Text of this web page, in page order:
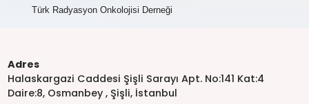
Türk Radyasyon Onkolojisi Derneği
Adres
Halaskargazi Caddesi Şişli Sarayı Apt. No:141 Kat:4
Daire:8, Osmanbey , Şişli, İstanbul